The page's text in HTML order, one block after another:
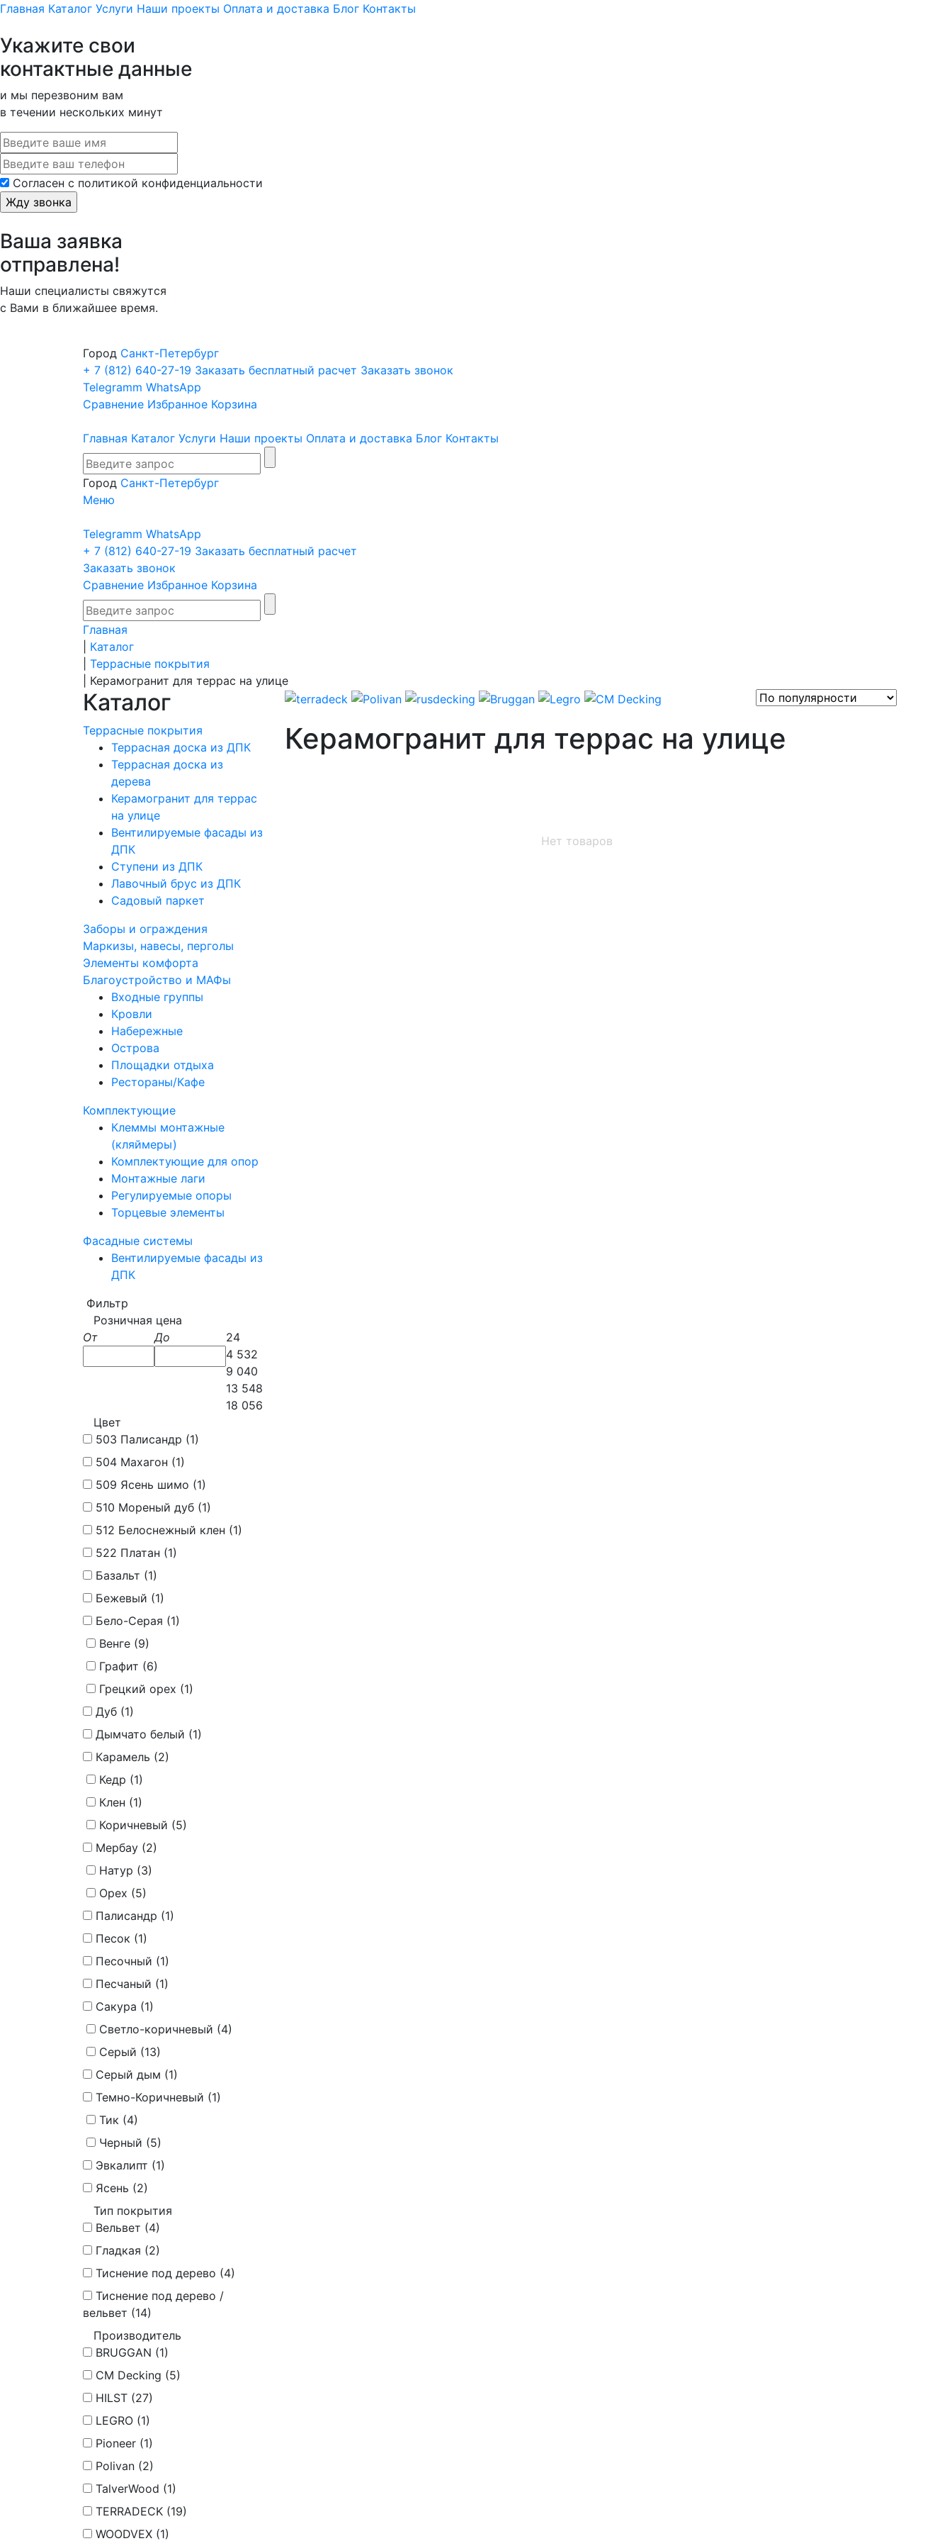
Главная Каталог Услуги Наши проекты Оплата и доставка Блог Контакты
Укажите свои
контактные данные
и мы перезвоним вам
в течении нескольких минут
Cогласен с политикой конфиденциальности
Ваша заявка
отправлена!
Наши специалисты свяжутся
с Вами в ближайшее время.
Город Санкт-Петербург
+ 7 (812) 640-27-19 Заказать бесплатный расчет Заказать звонок
Telegramm WhatsApp
Сравнение Избранное Корзина
Главная Каталог Услуги Наши проекты Оплата и доставка Блог Контакты
Город Санкт-Петербург
Меню
Telegramm WhatsApp
+ 7 (812) 640-27-19 Заказать бесплатный расчет
Заказать звонок
Сравнение Избранное Корзина
Главная
Каталог
Террасные покрытия
Керамогранит для террас на улице
Каталог
Террасные покрытия
Террасная доска из ДПК
Террасная доска из
дерева
Керамогранит для террас
на улице
Вентилируемые фасады из
ДПК
Ступени из ДПК
Лавочный брус из ДПК
Садовый паркет
Заборы и ограждения
Маркизы, навесы, перголы
Элементы комфорта
Благоустройство и МАФы
Входные группы
Кровли
Набережные
Острова
Площадки отдыха
Рестораны/Кафе
Комплектующие
Клеммы монтажные
(кляймеры)
Комплектующие для опор
Монтажные лаги
Регулируемые опоры
Торцевые элементы
Фасадные системы
Вентилируемые фасады из
ДПК
Фильтр
Розничная цена
От
До
24
4 532
9 040
13 548
18 056
Цвет
503 Палисандр (1)
504 Махагон (1)
509 Ясень шимо (1)
510 Мореный дуб (1)
512 Белоснежный клен (1)
522 Платан (1)
Базальт (1)
Бежевый (1)
Бело-Серая (1)
Венге (9)
Графит (6)
Грецкий орех (1)
Дуб (1)
Дымчато белый (1)
Карамель (2)
Кедр (1)
Клен (1)
Коричневый (5)
Мербау (2)
Натур (3)
Орех (5)
Палисандр (1)
Песок (1)
Песочный (1)
Песчаный (1)
Сакура (1)
Светло-коричневый (4)
Серый (13)
Серый дым (1)
Темно-Коричневый (1)
Тик (4)
Черный (5)
Эвкалипт (1)
Ясень (2)
Тип покрытия
Вельвет (4)
Гладкая (2)
Тиснение под дерево (4)
Тиснение под дерево /
вельвет (14)
Производитель
BRUGGAN (1)
CM Decking (5)
HILST (27)
LEGRO (1)
Pioneer (1)
Polivan (2)
TalverWood (1)
TERRADECK (19)
WOODVEX (1)
Керамогранит для террас на улице
Нет товаров